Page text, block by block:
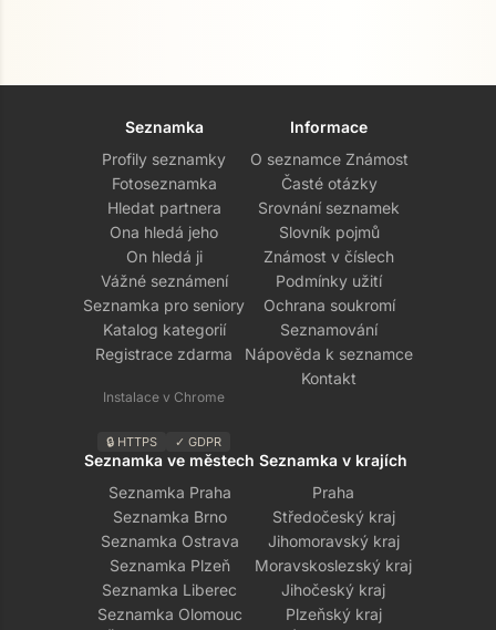
Seznamka
Profily seznamky
Fotoseznamka
Hledat partnera
Ona hledá jeho
On hledá ji
Vážné seznámení
Seznamka pro seniory
Katalog kategorií
Registrace zdarma
Instalace v Chrome
🔒 HTTPS ✓ GDPR
Informace
O seznamce Známost
Časté otázky
Srovnání seznamek
Slovník pojmů
Známost v číslech
Podmínky užití
Ochrana soukromí
Seznamování
Nápověda k seznamce
Kontakt
Seznamka ve městech
Seznamka Praha
Seznamka Brno
Seznamka Ostrava
Seznamka Plzeň
Seznamka Liberec
Seznamka Olomouc
Seznamka v krajích
Praha
Středočeský kraj
Jihomoravský kraj
Moravskoslezský kraj
Jihočeský kraj
Plzeňský kraj